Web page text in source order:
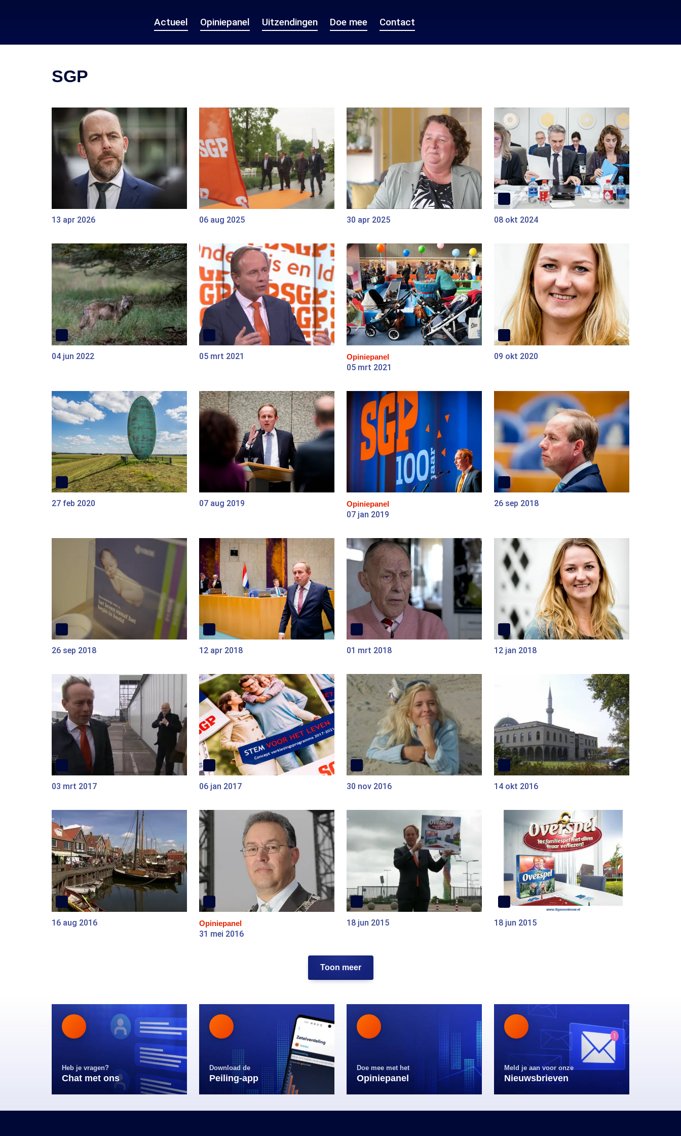
Actueel Opiniepanel Uitzendingen Doe mee Contact
SGP
13 apr 2026 06 aug 2025 30 apr 2025 08 okt 2024
04 jun 2022 05 mrt 2021 Opiniepanel
05 mrt 2021
09 okt 2020
27 feb 2020 07 aug 2019 Opiniepanel
07 jan 2019
26 sep 2018
26 sep 2018 12 apr 2018 01 mrt 2018 12 jan 2018
03 mrt 2017 06 jan 2017 30 nov 2016 14 okt 2016
16 aug 2016 Opiniepanel
31 mei 2016
18 jun 2015 18 jun 2015
Toon meer
Heb je vragen?
Chat met ons
Download de
Peiling-app
Doe mee met het
Opiniepanel
Meld je aan voor onze
Nieuwsbrieven